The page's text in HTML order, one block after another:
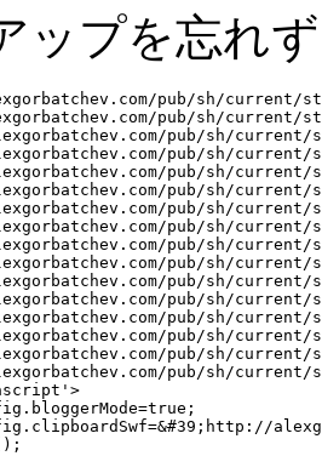
ップを忘れ
pub/sh/
pub/sh/
pub/sh/
pub/sh/
pub/sh/
pub/sh/
pub/sh/
pub/sh/
pub/sh/
pub/sh/
pub/sh/
pub/sh/
pub/sh/
pub/sh/
pub/sh/
pub/sh/